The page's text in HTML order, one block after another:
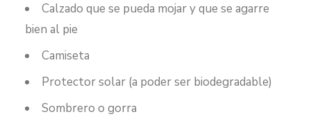
Calzado que se pueda mojar y que se agarre
bien al pie
Camiseta
Protector solar (a poder ser biodegradable)
Sombrero o gorra